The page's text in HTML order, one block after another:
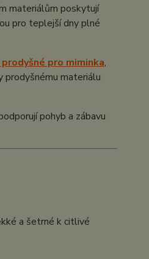
materiálům poskytují
pro teplejší dny plné
pro miminka,
prodyšnému materiálu
pohyb a zábavu
a šetrné k citlivé